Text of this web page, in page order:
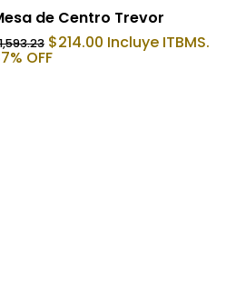
Añadir Al Carrito
de Centro Trevor
El
precio
$214.00El
precio
Incluye ITBMS.
OFF